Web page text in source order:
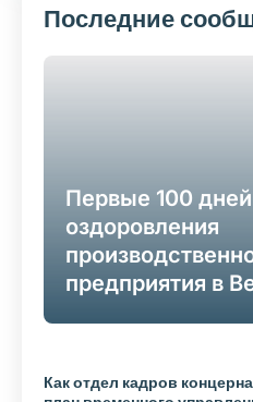
Последние
Первые 100
оздоровления
предприятия в
Как отдел кадров